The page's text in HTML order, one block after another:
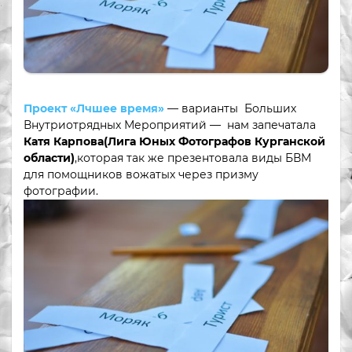
Проект «Лчшее время» — варианты Больших
Внутриотрядных Мероприятий — нам запечатала
Катя Карпова(Лига Юных Фотографов Курганской
области),которая так же презентовала виды БВМ
для помощников вожатых через призму
фотографии.